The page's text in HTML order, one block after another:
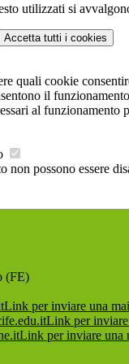
utilizzati si
Accetta tutti i cookies
quali cookie
il
al funzionamento
non possono essere
(FE)
Link per inviare una
Link per
Link per inviare una